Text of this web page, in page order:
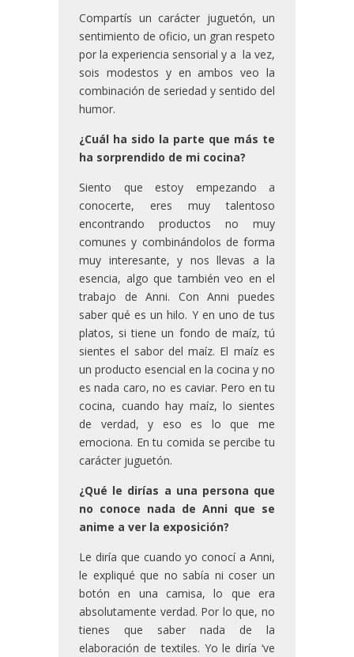
Compartís un carácter juguetón, un
sentimiento de oficio, un gran respeto
por la experiencia sensorial y a la vez,
sois modestos y en ambos veo la
combinación de seriedad y sentido del
humor.
¿Cuál ha sido la parte que más te
ha sorprendido de mi cocina?
Siento que estoy empezando a
conocerte, eres muy talentoso
encontrando productos no muy
comunes y combinándolos de forma
muy interesante, y nos llevas a la
esencia, algo que también veo en el
trabajo de Anni. Con Anni puedes
saber qué es un hilo. Y en uno de tus
platos, si tiene un fondo de maíz, tú
sientes el sabor del maíz. El maíz es
un producto esencial en la cocina y no
es nada caro, no es caviar. Pero en tu
cocina, cuando hay maíz, lo sientes
de verdad, y eso es lo que me
emociona. En tu comida se percibe tu
carácter juguetón.
¿Qué le dirías a una persona que
no conoce nada de Anni que se
anime a ver la exposición?
Le diría que cuando yo conocí a Anni,
le expliqué que no sabía ni coser un
botón en una camisa, lo que era
absolutamente verdad. Por lo que, no
tienes que saber nada de la
elaboración de textiles. Yo le diría ‘ve